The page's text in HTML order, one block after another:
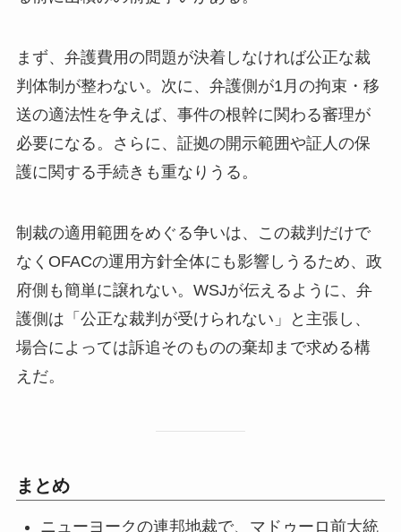
まず、弁護費用の問題が決着しなければ公正な裁
判体制が整わない。次に、弁護側が1月の拘束・移
送の適法性を争えば、事件の根幹に関わる審理が
必要になる。さらに、証拠の開示範囲や証人の保
護に関する手続きも重なりうる。
制裁の適用範囲をめぐる争いは、この裁判だけで
なくOFACの運用方針全体にも影響しうるため、政
府側も簡単に譲れない。WSJが伝えるように、弁
護側は「公正な裁判が受けられない」と主張し、
場合によっては訴追そのものの棄却まで求める構
えだ。
まとめ
ニューヨークの連邦地裁で、マドゥーロ前大統